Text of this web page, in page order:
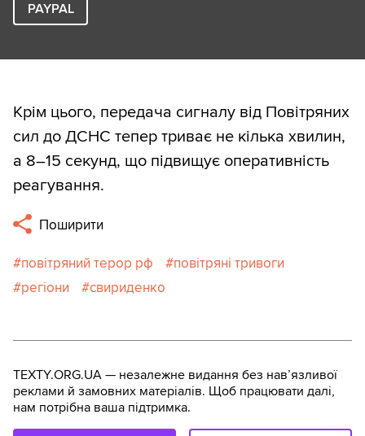
PAYPAL
Крім цього, передача сигналу від Повітряних
сил до ДСНС тепер триває не кілька хвилин,
а 8–15 секунд, що підвищує оперативність
реагування.
Поширити
повітряний терор рф
повітряні тривоги
регіони
свириденко
TEXTY.ORG.UA — незалежне видання без навʼязливої
реклами й замовних матеріалів. Щоб працювати далі,
нам потрібна ваша підтримка.